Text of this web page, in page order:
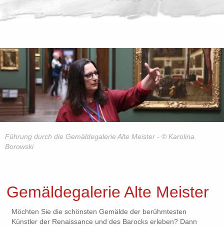
Führung durch die Gemäldegalerie Alte Meister - © Karolina
Borowski
Gemäldegalerie Alte Meister
Möchten Sie die schönsten Gemälde der berühmtesten
Künstler der Renaissance und des Barocks erleben? Dann